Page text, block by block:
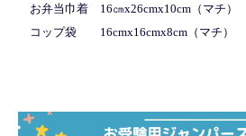
お弁当巾着 16㎝x26cmx10cm（マチ）
コップ袋 16cmx16cmx8cm（マチ）